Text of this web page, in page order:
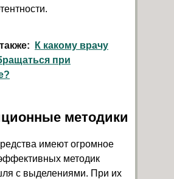
К какому врачу
при
методики
имеют огромное
методик
с выделениями. При их